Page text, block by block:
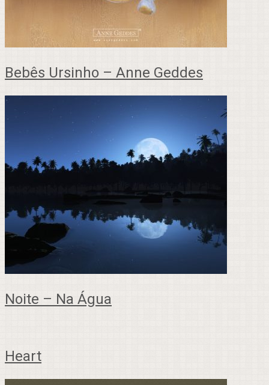
Bebês Ursinho – Anne Geddes
Noite – Na Água
Heart